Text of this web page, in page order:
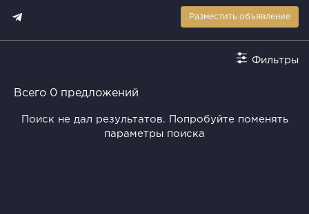
Разместить объявление
Фильтры
Всего 0 предложений
Поиск не дал результатов. Попробуйте поменять
параметры поиска